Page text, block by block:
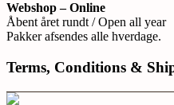
Webshop – Online
Åbent året rundt / Open all year
Pakker afsendes alle hverdage.
Terms, Conditions &